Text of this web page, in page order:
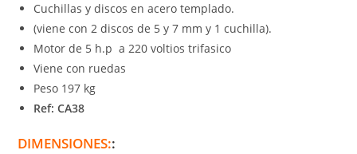
Cuchillas y discos en acero templado.
(viene con 2 discos de 5 y 7 mm y 1 cuchilla).
Motor de 5 h.p a 220 voltios trifasico
Viene con ruedas
Peso 197 kg
Ref: CA38
DIMENSIONES::